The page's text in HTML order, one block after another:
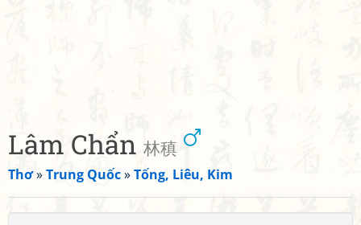
Lâm Chẩn 林稹
Thơ»Trung Quốc»Tống, Liêu, Kim